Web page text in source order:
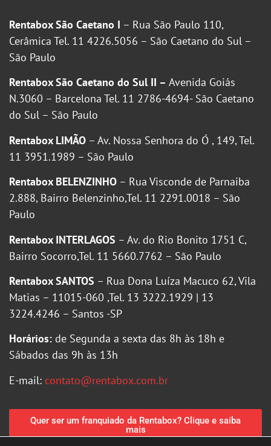
Rentabox São Caetano I – Rua São Paulo 110,
Cerâmica Tel. 11 4226.5056 – São Caetano do Sul –
São Paulo
Rentabox São Caetano do Sul II – Avenida Goiás
N.3060 – Barcelona Tel. 11 2786-4694- São Caetano
do Sul – São Paulo
Rentabox LIMÃO – Av. Nossa Senhora do Ó , 149, Tel.
11 3951.1989 – São Paulo
Rentabox BELENZINHO – Rua Visconde de Parnaiba
2.888, Bairro Belenzinho,Tel. 11 2291.0018 – São
Paulo
Rentabox INTERLAGOS – Av. do Rio Bonito 1751 C,
Bairro Socorro,Tel. 11 5660.7762 – São Paulo
Rentabox SANTOS – Rua Dona Luíza Macuco 62, Vila
Matias – 11015-060 ,Tel. 13 3222.1929 | 13
3224.4246 – Santos -SP
Horários: de Segunda a sexta das 8h às 18h e
Sábados das 9h às 13h
E-mail: contato@rentabox.com.br
Quer ser um franquiado da Rentabox? Clique e saiba
mais